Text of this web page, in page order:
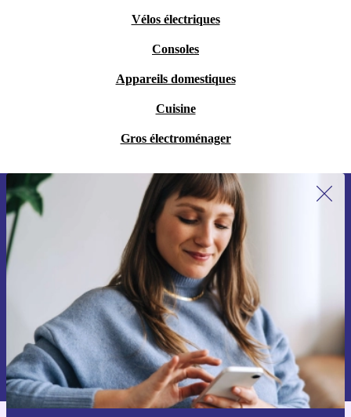
Vélos électriques
Consoles
Appareils domestiques
Cuisine
Gros électroménager
Recevoir offres et infos de refurbed
par mail
Ne manquez plus aucune offre.
S'inscrire
Retrouvez les informations sur l'utilisation des données personnelles
dans notre
politique de confidentialité.